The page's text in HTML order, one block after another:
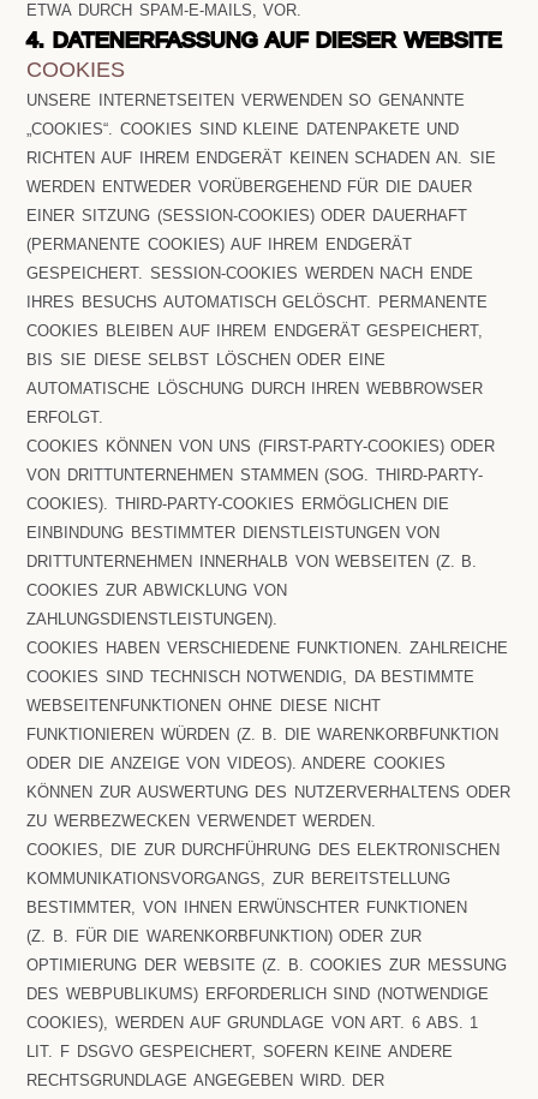
ETWA DURCH SPAM-E-MAILS, VOR.
4. DATENERFASSUNG AUF DIESER WEBSITE
COOKIES
UNSERE INTERNETSEITEN VERWENDEN SO GENANNTE
„COOKIES“. COOKIES SIND KLEINE DATENPAKETE UND
RICHTEN AUF IHREM ENDGERÄT KEINEN SCHADEN AN. SIE
WERDEN ENTWEDER VORÜBERGEHEND FÜR DIE DAUER
EINER SITZUNG (SESSION-COOKIES) ODER DAUERHAFT
(PERMANENTE COOKIES) AUF IHREM ENDGERÄT
GESPEICHERT. SESSION-COOKIES WERDEN NACH ENDE
IHRES BESUCHS AUTOMATISCH GELÖSCHT. PERMANENTE
COOKIES BLEIBEN AUF IHREM ENDGERÄT GESPEICHERT,
BIS SIE DIESE SELBST LÖSCHEN ODER EINE
AUTOMATISCHE LÖSCHUNG DURCH IHREN WEBBROWSER
ERFOLGT.
COOKIES KÖNNEN VON UNS (FIRST-PARTY-COOKIES) ODER
VON DRITTUNTERNEHMEN STAMMEN (SOG. THIRD-PARTY-
COOKIES). THIRD-PARTY-COOKIES ERMÖGLICHEN DIE
EINBINDUNG BESTIMMTER DIENSTLEISTUNGEN VON
DRITTUNTERNEHMEN INNERHALB VON WEBSEITEN (Z. B.
COOKIES ZUR ABWICKLUNG VON
ZAHLUNGSDIENSTLEISTUNGEN).
COOKIES HABEN VERSCHIEDENE FUNKTIONEN. ZAHLREICHE
COOKIES SIND TECHNISCH NOTWENDIG, DA BESTIMMTE
WEBSEITENFUNKTIONEN OHNE DIESE NICHT
FUNKTIONIEREN WÜRDEN (Z. B. DIE WARENKORBFUNKTION
ODER DIE ANZEIGE VON VIDEOS). ANDERE COOKIES
KÖNNEN ZUR AUSWERTUNG DES NUTZERVERHALTENS ODER
ZU WERBEZWECKEN VERWENDET WERDEN.
COOKIES, DIE ZUR DURCHFÜHRUNG DES ELEKTRONISCHEN
KOMMUNIKATIONSVORGANGS, ZUR BEREITSTELLUNG
BESTIMMTER, VON IHNEN ERWÜNSCHTER FUNKTIONEN
(Z. B. FÜR DIE WARENKORBFUNKTION) ODER ZUR
OPTIMIERUNG DER WEBSITE (Z. B. COOKIES ZUR MESSUNG
DES WEBPUBLIKUMS) ERFORDERLICH SIND (NOTWENDIGE
COOKIES), WERDEN AUF GRUNDLAGE VON ART. 6 ABS. 1
LIT. F DSGVO GESPEICHERT, SOFERN KEINE ANDERE
RECHTSGRUNDLAGE ANGEGEBEN WIRD. DER